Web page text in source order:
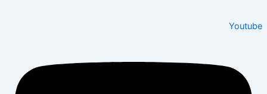
Youtube